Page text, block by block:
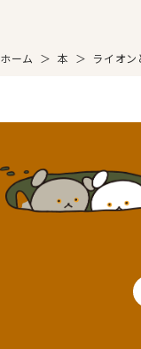
ホーム ＞ 本 ＞ ライオ